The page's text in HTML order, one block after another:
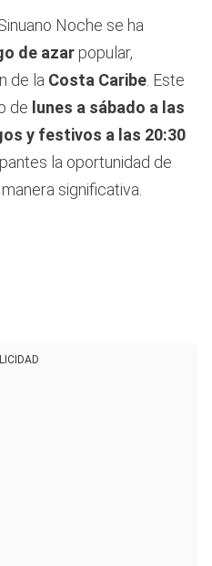
Noche se ha
de azar popular,
de la Costa Caribe. Este
de lunes a sábado a las
y festivos a las 20:30
la oportunidad de
significativa.